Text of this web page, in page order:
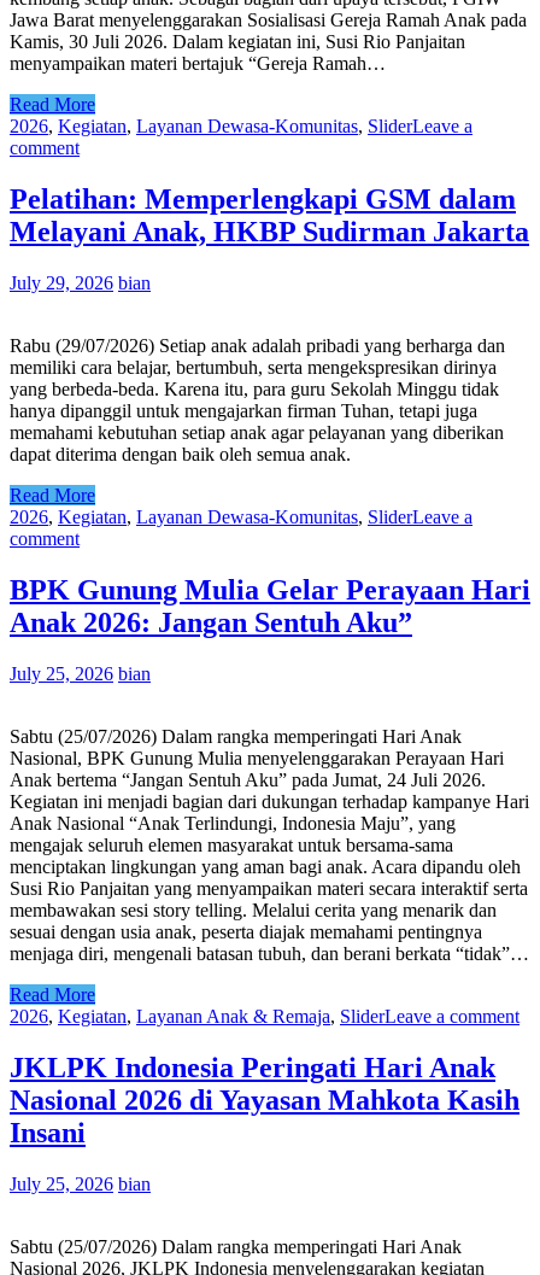
Jawa Barat menyelenggarakan Sosialisasi Gereja Ramah Anak pada
Kamis, 30 Juli 2026. Dalam kegiatan ini, Susi Rio Panjaitan
menyampaikan materi bertajuk “Gereja Ramah…
Read More
2026, Kegiatan, Layanan Dewasa-Komunitas, SliderLeave a
comment
Pelatihan: Memperlengkapi GSM dalam
Melayani Anak, HKBP Sudirman Jakarta
July 29, 2026 bian
Rabu (29/07/2026) Setiap anak adalah pribadi yang berharga dan
memiliki cara belajar, bertumbuh, serta mengekspresikan dirinya
yang berbeda-beda. Karena itu, para guru Sekolah Minggu tidak
hanya dipanggil untuk mengajarkan firman Tuhan, tetapi juga
memahami kebutuhan setiap anak agar pelayanan yang diberikan
dapat diterima dengan baik oleh semua anak.
Read More
2026, Kegiatan, Layanan Dewasa-Komunitas, SliderLeave a
comment
BPK Gunung Mulia Gelar Perayaan Hari
Anak 2026: Jangan Sentuh Aku”
July 25, 2026 bian
Sabtu (25/07/2026) Dalam rangka memperingati Hari Anak
Nasional, BPK Gunung Mulia menyelenggarakan Perayaan Hari
Anak bertema “Jangan Sentuh Aku” pada Jumat, 24 Juli 2026.
Kegiatan ini menjadi bagian dari dukungan terhadap kampanye Hari
Anak Nasional “Anak Terlindungi, Indonesia Maju”, yang
mengajak seluruh elemen masyarakat untuk bersama-sama
menciptakan lingkungan yang aman bagi anak. Acara dipandu oleh
Susi Rio Panjaitan yang menyampaikan materi secara interaktif serta
membawakan sesi story telling. Melalui cerita yang menarik dan
sesuai dengan usia anak, peserta diajak memahami pentingnya
menjaga diri, mengenali batasan tubuh, dan berani berkata “tidak”…
Read More
2026, Kegiatan, Layanan Anak & Remaja, SliderLeave a comment
JKLPK Indonesia Peringati Hari Anak
Nasional 2026 di Yayasan Mahkota Kasih
Insani
July 25, 2026 bian
Sabtu (25/07/2026) Dalam rangka memperingati Hari Anak
Nasional 2026, JKLPK Indonesia menyelenggarakan kegiatan